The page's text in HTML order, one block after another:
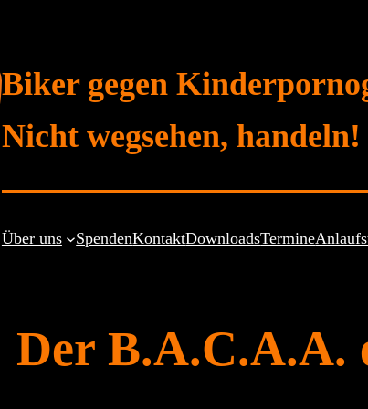
Biker gegen
Nicht wegsehen, handeln!
Über uns SpendenKontaktDownloadsTermine
Der B.A.C.A.A.